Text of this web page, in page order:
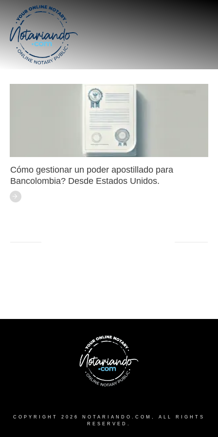
Cómo gestionar un poder apostillado para
Bancolombia? Desde Estados Unidos.
COPYRIGHT 2026 NOTARIANDO.COM , ALL RIGHTS
RESERVED.